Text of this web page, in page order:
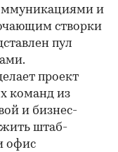
и
створки
пул
проект
команд из
и бизнес-
штаб-
офис